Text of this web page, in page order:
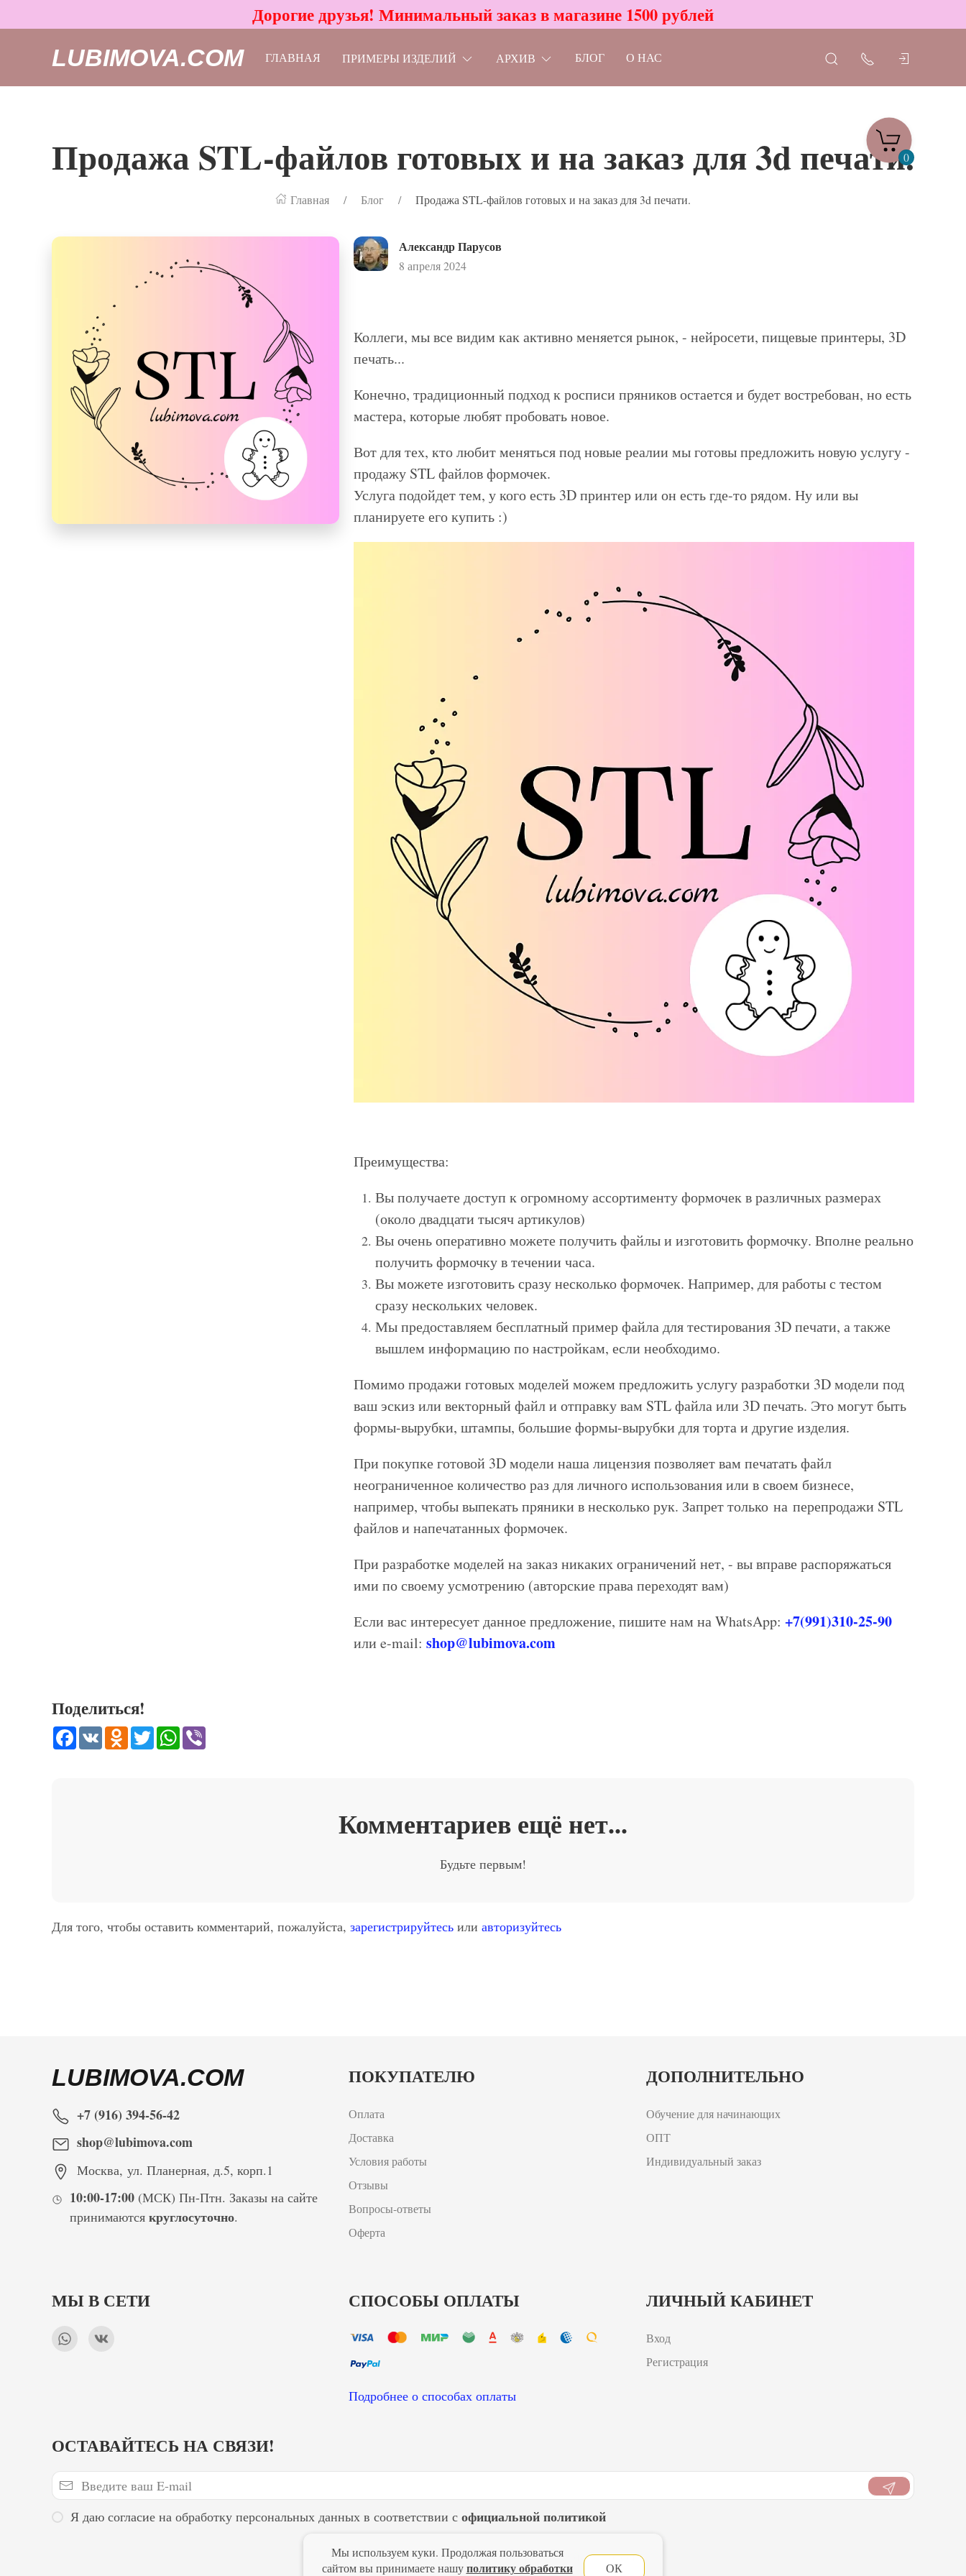
Дорогие друзья! Минимальный заказ в магазине 1500 рублей
LUBIMOVA.COM ГЛАВНАЯ ПРИМЕРЫ ИЗДЕЛИЙ АРХИВ БЛОГ О НАС
0
Продажа STL-файлов готовых и на заказ для 3d печати.
Главная Блог Продажа STL-файлов готовых и на заказ для 3d печати.
Александр Парусов
8 апреля 2024
Коллеги, мы все видим как активно меняется рынок, - нейросети, пищевые принтеры, 3D
печать...
Конечно, традиционный подход к росписи пряников остается и будет востребован, но есть
мастера, которые любят пробовать новое.
Вот для тех, кто любит меняться под новые реалии мы готовы предложить новую услугу -
продажу STL файлов формочек.
Услуга подойдет тем, у кого есть 3D принтер или он есть где-то рядом. Ну или вы
планируете его купить :)
Преимущества:
Вы получаете доступ к огромному ассортименту формочек в различных размерах
(около двадцати тысяч артикулов)
Вы очень оперативно можете получить файлы и изготовить формочку. Вполне реально
получить формочку в течении часа.
Вы можете изготовить сразу несколько формочек. Например, для работы с тестом
сразу нескольких человек.
Мы предоставляем бесплатный пример файла для тестирования 3D печати, а также
вышлем информацию по настройкам, если необходимо.
Помимо продажи готовых моделей можем предложить услугу разработки 3D модели под
ваш эскиз или векторный файл и отправку вам STL файла или 3D печать. Это могут быть
формы-вырубки, штампы, большие формы-вырубки для торта и другие изделия.
При покупке готовой 3D модели наша лицензия позволяет вам печатать файл
неограниченное количество раз для личного использования или в своем бизнесе,
например, чтобы выпекать пряники в несколько рук. Запрет только на перепродажи STL
файлов и напечатанных формочек.
При разработке моделей на заказ никаких ограничений нет, - вы вправе распоряжаться
ими по своему усмотрению (авторские права переходят вам)
Если вас интересует данное предложение, пишите нам на WhatsApp: +7(991)310-25-90
или e-mail: shop@lubimova.com
Поделиться!
Facebook
VK Odnoklassniki
TwitterWhatsApp
Комментариев ещё нет...
Будьте первым!
Для того, чтобы оставить комментарий, пожалуйста, зарегистрируйтесь или авторизуйтесь
LUBIMOVA.COM
+7 (916) 394-56-42
shop@lubimova.com
Москва, ул. Планерная, д.5, корп.1
10:00-17:00(МСК) Пн-Птн. Заказы на сайте
принимаются круглосуточно.
ПОКУПАТЕЛЮ
Оплата
Доставка
Условия работы
Отзывы
Вопросы-ответы
Оферта
ДОПОЛНИТЕЛЬНО
Обучение для начинающих
ОПТ
Индивидуальный заказ
МЫ В СЕТИ СПОСОБЫ ОПЛАТЫ
Подробнее о способах оплаты
ЛИЧНЫЙ КАБИНЕТ
Вход
Регистрация
ОСТАВАЙТЕСЬ НА СВЯЗИ!
Я даю согласие на обработку персональных данных в соответствии с официальной политикой
Главная Политика конфиденциальности Оферта Новости
Мы используем куки. Продолжая пользоваться
сайтом вы принимаете нашуполитику обработки
ОК